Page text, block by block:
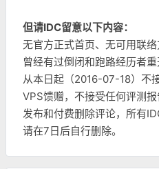
但请IDC留意以下内容：
无官方正式首页、无可用联络
曾经有过倒闭和跑路经历者重
从本日起（2016-07-18）不
VPS馈赠，不接受任何评测
发布和付费删除评论，所有
请在7日后自行删除。